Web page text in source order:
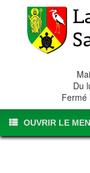
Du
Fermé
OUVRIR LE